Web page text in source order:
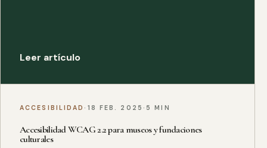
Leer artículo
ACCESIBILIDAD · 18 FEB. 2025 · 5 MIN
Accesibilidad WCAG 2.2 para museos y fundaciones
culturales